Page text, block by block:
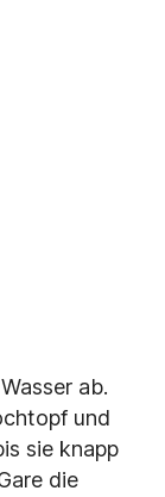
ab.
und
sie knapp
die